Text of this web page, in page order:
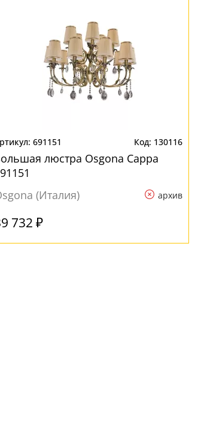
691151 130116
люстра Osgona Cappa
(Италия)
архив
732 ₽